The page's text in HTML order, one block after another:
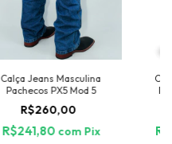
Calça Jeans Masculina
Pachecos PX5 Mod 5
R$260,00
R$241,80 com Pix